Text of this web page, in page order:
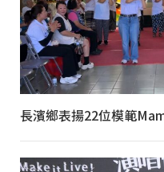
長濱鄉表揚22位模範